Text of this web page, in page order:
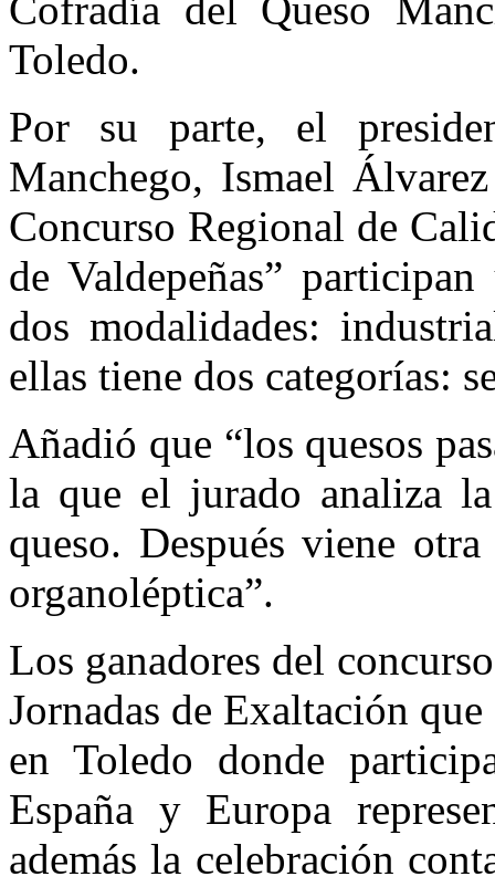
Toledo.
Por su parte, el
Manchego, Ismael
Concurso Regional de
de Valdepeñas”
dos modalidades:
ellas tiene dos categorías:
Añadió que “los quesos
la que el jurado analiza
queso. Después viene
organoléptica”.
Los ganadores del
Jornadas de Exaltación
en Toledo donde
España y Europa
además la celebración